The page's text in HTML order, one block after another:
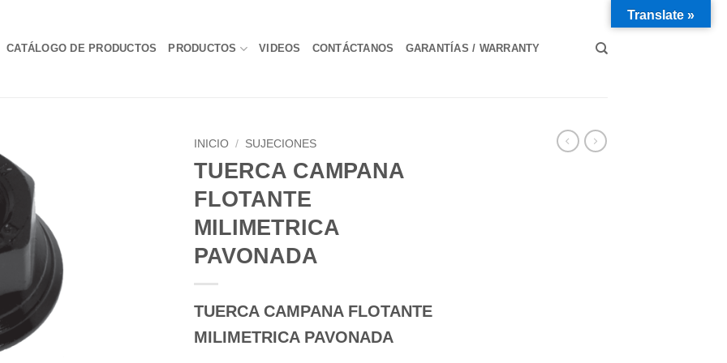
CATÁLOGO DE PRODUCTOS PRODUCTOS VIDEOS CONTÁCTANOS GARANTÍAS / WARRANTY
INICIO / SUJECIONES
TUERCA CAMPANA
FLOTANTE
MILIMETRICA
PAVONADA
TUERCA CAMPANA FLOTANTE
MILIMETRICA PAVONADA
Translate »